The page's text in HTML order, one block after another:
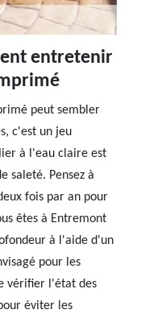
entretenir
peut sembler
c'est un jeu
à l'eau claire est
saleté. Pensez à
fois par an pour
êtes à Entremont
à l'aide d'un
pour les
vérifier l'état des
éviter les